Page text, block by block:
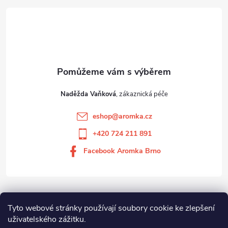
Tyto webové stránky používají soubory cookie ke zlepšení
uživatelského zážitku.
Vše o nákupu
Aromka Brno s.r.o
Naděžda Vaňková
eshop@aromka.cz
+420 724 211 891
Facebook Aromka Brno